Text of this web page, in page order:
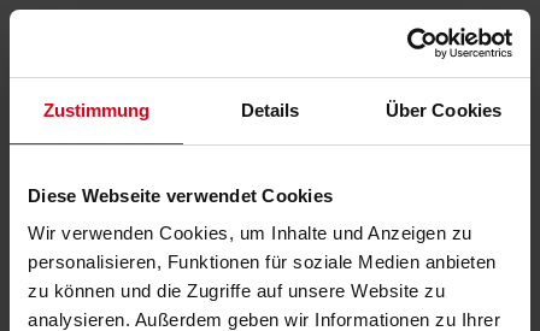
Zustimmung Details Über Cookies
Diese Webseite verwendet Cookies
Wir verwenden Cookies, um Inhalte und Anzeigen zu
personalisieren, Funktionen für soziale Medien anbieten
zu können und die Zugriffe auf unsere Website zu
analysieren. Außerdem geben wir Informationen zu Ihrer